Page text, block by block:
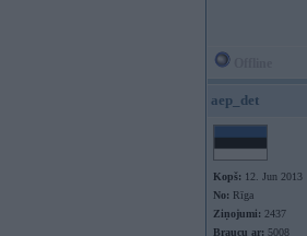
aep_det
Kopš: 12. Jun 2013
No: Rīga
Ziņojumi: 2437
Braucu ar: 5008